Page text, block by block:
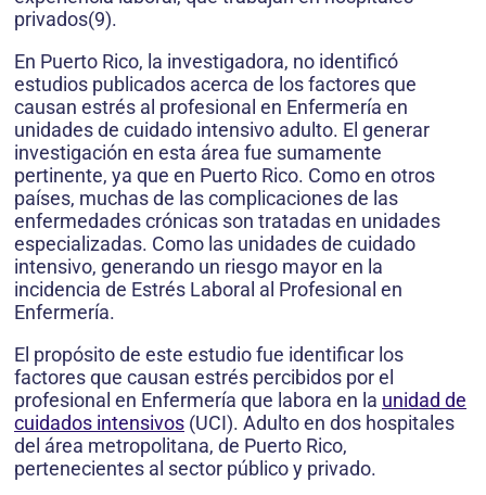
privados(9).
En Puerto Rico, la investigadora, no identificó
estudios publicados acerca de los factores que
causan estrés al profesional en Enfermería en
unidades de cuidado intensivo adulto. El generar
investigación en esta área fue sumamente
pertinente, ya que en Puerto Rico. Como en otros
países, muchas de las complicaciones de las
enfermedades crónicas son tratadas en unidades
especializadas. Como las unidades de cuidado
intensivo, generando un riesgo mayor en la
incidencia de Estrés Laboral al Profesional en
Enfermería.
El propósito de este estudio fue identificar los
factores que causan estrés percibidos por el
profesional en Enfermería que labora en la unidad de
cuidados intensivos (UCI). Adulto en dos hospitales
del área metropolitana, de Puerto Rico,
pertenecientes al sector público y privado.